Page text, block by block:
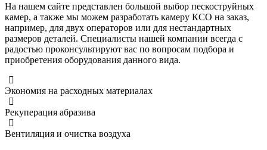
На нашем сайте представлен большой выбор пескоструйных
камер, а также мы можем разработать камеру КСО на заказ,
например, для двух операторов или для нестандартных
размеров деталей. Специалисты нашей компании всегда с
радостью проконсультируют вас по вопросам подбора и
приобретения оборудования данного вида.
Экономия на расходных материалах
Рекуперация абразива
Вентиляция и очистка воздуха